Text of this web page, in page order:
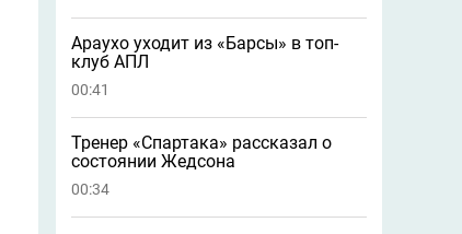
Араухо уходит из «Барсы» в топ-
клуб АПЛ
00:41
Тренер «Спартака» рассказал о
состоянии Жедсона
00:34